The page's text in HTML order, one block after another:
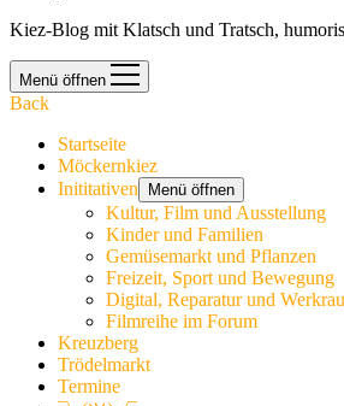
Kiez-Blog mit Klatsch und Tratsch,
Menü öffnen
Back
Startseite
Möckernkiez
Inititativen
Menü öffnen
Kultur, Film und Ausstellung
Kinder und Familien
Gemüsemarkt und Pflanzen
Freizeit, Sport und Bewegung
Digital, Reparatur und
Filmreihe im Forum
Kreuzberg
Trödelmarkt
Termine